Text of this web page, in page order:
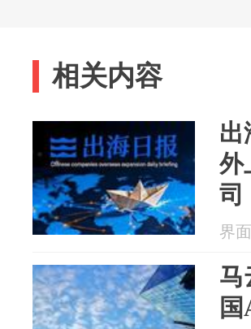
相关内容
出
外
司
界
马